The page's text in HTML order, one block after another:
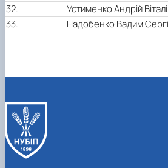
32.
Устименко Андрій
33.
Надобенко Вадим